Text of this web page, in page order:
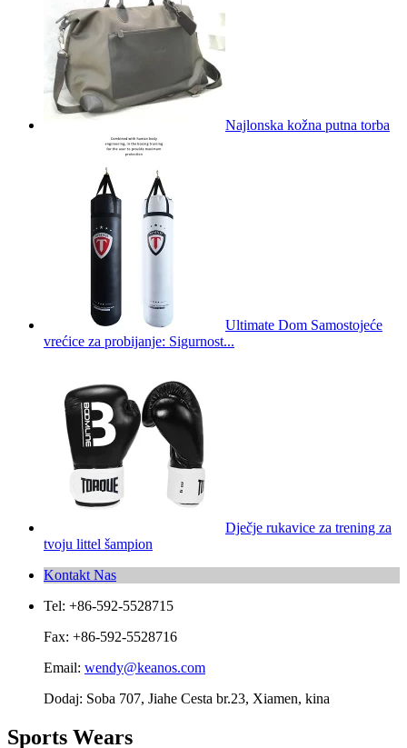
Najlonska kožna putna torba
Ultimate Dom Samostojeće
vrećice za probijanje: Sigurnost...
Dječje rukavice za trening za
tvoju littel šampion
Kontakt Nas
Tel: +86-592-5528715
Fax: +86-592-5528716
Email: wendy@keanos.com
Dodaj: Soba 707, Jiahe Cesta br.23, Xiamen, kina
Sports Wears